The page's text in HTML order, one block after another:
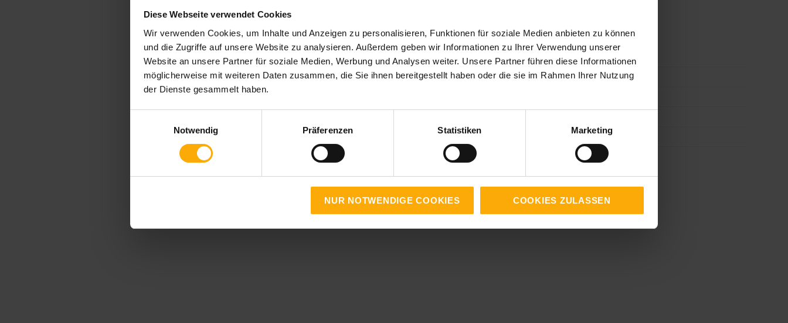
Diese Webseite verwendet Cookies
Wir verwenden Cookies, um Inhalte und Anzeigen zu personalisieren, Funktionen für soziale Medien anbieten zu können
und die Zugriffe auf unsere Website zu analysieren. Außerdem geben wir Informationen zu Ihrer Verwendung unserer
Website an unsere Partner für soziale Medien, Werbung und Analysen weiter. Unsere Partner führen diese Informationen
möglicherweise mit weiteren Daten zusammen, die Sie ihnen bereitgestellt haben oder die sie im Rahmen Ihrer Nutzung
der Dienste gesammelt haben.
Notwendig
Präferenzen Statistiken Marketing
NUR NOTWENDIGE COOKIES COOKIES ZULASSEN
Social Media Marketing(130)
HubSpot(54)
Inbound Marketing(37)
alle ansehen